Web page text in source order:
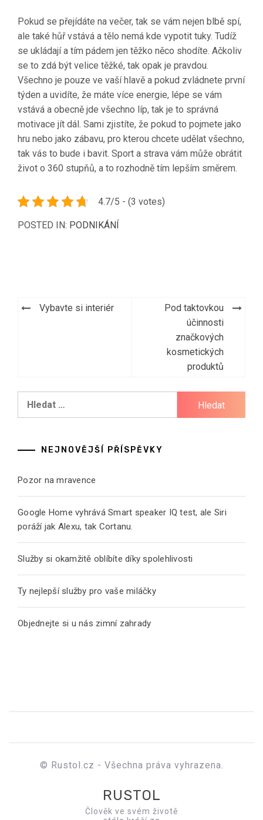
Pokud se přejídáte na večer, tak se vám nejen blbě spí,
ale také hůř vstává a tělo nemá kde vypotit tuky. Tudíž
se ukládají a tím pádem jen těžko něco shodíte. Ačkoliv
se to zdá být velice těžké, tak opak je pravdou.
Všechno je pouze ve vaší hlavě a pokud zvládnete první
týden a uvidíte, že máte více energie, lépe se vám
vstává a obecně jde všechno líp, tak je to správná
motivace jít dál. Sami zjistíte, že pokud to pojmete jako
hru nebo jako zábavu, pro kterou chcete udělat všechno,
tak vás to bude i bavit. Sport a strava vám může obrátit
život o 360 stupňů, a to rozhodně tím lepším směrem.
4.7/5 - (3 votes)
POSTED IN: PODNIKÁNÍ
Navigace
Vybavte si interiér
Pod taktovkou
účinnosti
značkových
kosmetických
produktů
NEJNOVĚJŠÍ PŘÍSPĚVKY
Pozor na mravence
Google Home vyhrává Smart speaker IQ test, ale Siri
poráží jak Alexu, tak Cortanu.
Služby si okamžitě oblíbíte díky spolehlivosti
Ty nejlepší služby pro vaše miláčky
Objednejte si u nás zimní zahrady
© Rustol.cz - Všechna práva vyhrazena.
RUSTOL
Člověk ve svém životě